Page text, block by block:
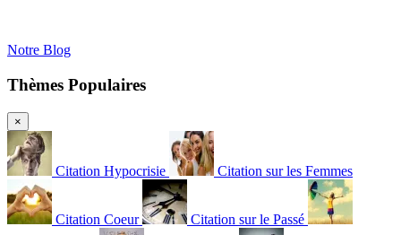
Notre Blog
Thèmes Populaires
×
Citation Hypocrisie Citation sur les Femmes
Citation Coeur Citation sur le Passé